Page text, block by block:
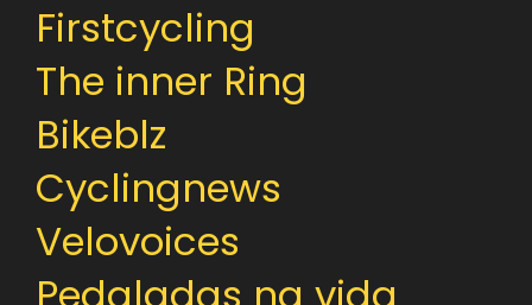
Firstcycling
The inner Ring
Bikeblz
Cyclingnews
Velovoices